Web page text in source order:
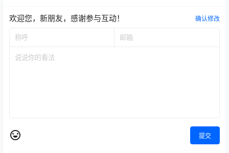
欢迎您，新朋友，感谢参与互动！ 确认修改
提交